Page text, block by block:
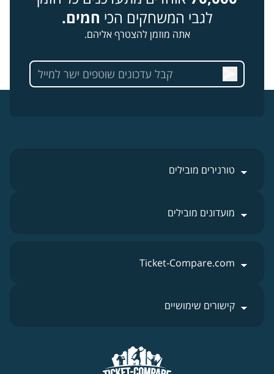
לגבי המשחקים הכי חמים.
אתה מוזמן להצטרף אליהם.
טורנירים מובילים
מועדונים מובילים
Ticket-Compare.com
קישורים שימושיים